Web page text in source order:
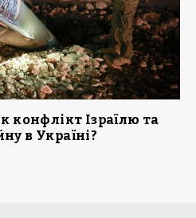
конфлікт Ізраїлю та
в Україні?